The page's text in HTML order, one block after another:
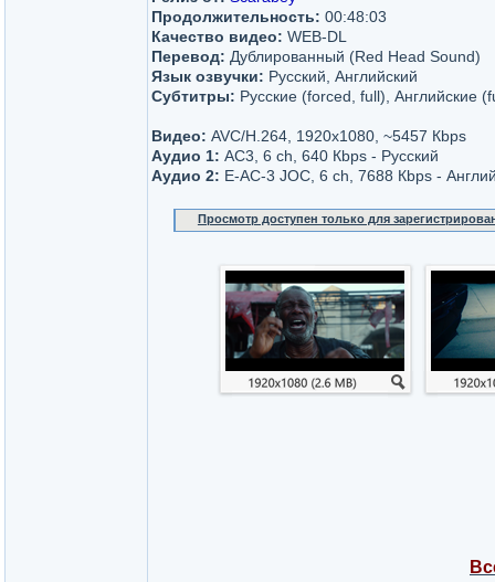
Продолжительность: 00:48:03
Качество видео: WEB-DL
Перевод: Дублированный (Red Head Sound)
Язык озвучки: Русский, Английский
Субтитры: Русские (forced, full), Английские
Видео: AVC/H.264, 1920x1080, ~5457 Кbps
Аудио 1: AC3, 6 ch, 640 Кbps - Русский
Аудио 2: E-AC-3 JOC, 6 ch, 7688 Кbps -
Просмотр доступен только для